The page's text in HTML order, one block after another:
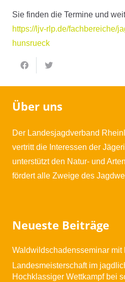
Sie finden die Termine und
https://ljv-rlp.de/fachbereiche/
hunsrueck
Über uns
Der Landesjagdverband
vertritt die Interessen der
unterstützt den Natur- und
fördert alle Zweige des
Neueste Beiträge
Waldwildschadensseminar mit
Landesmeisterschaft im
Hochklassiger Wettkampf bei